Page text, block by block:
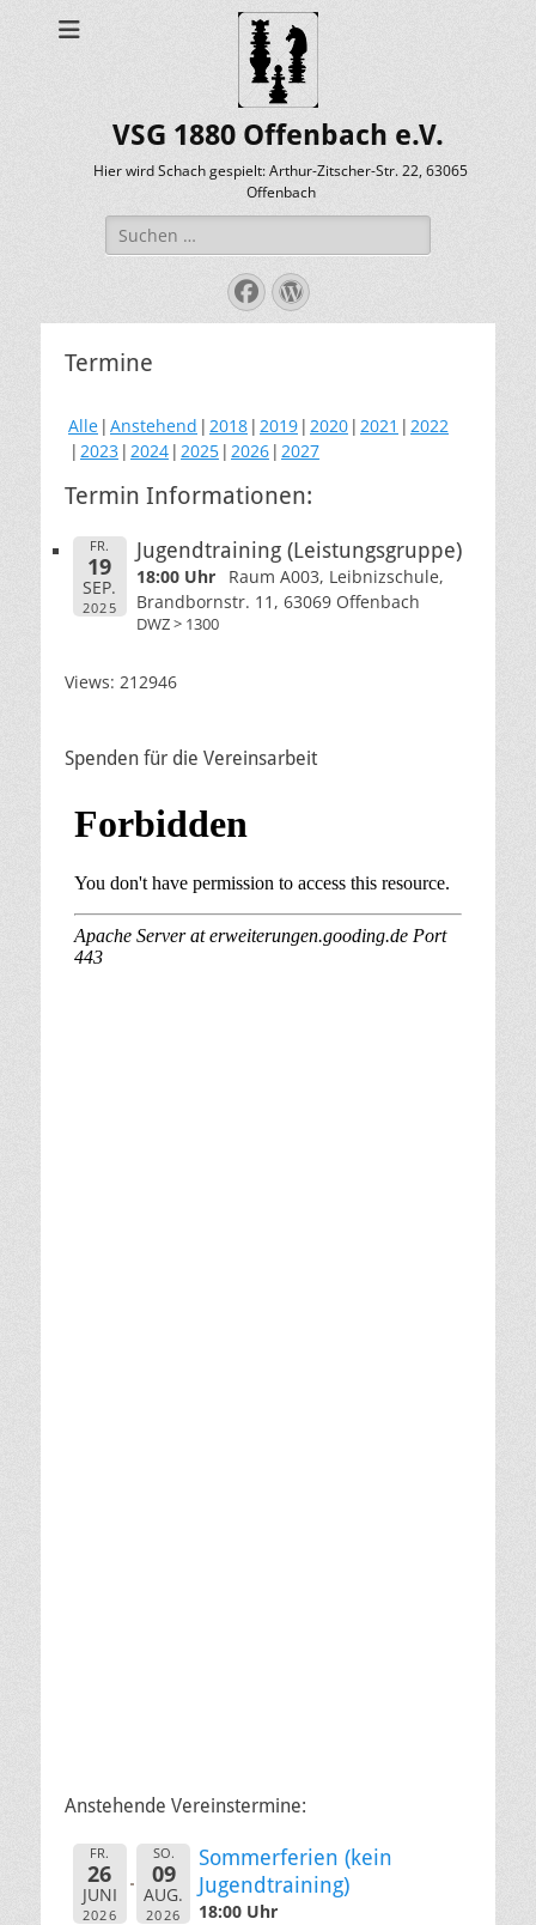
VSG 1880 Offenbach e.V.
Hier wird Schach gespielt: Arthur-Zitscher-Str. 22, 63065
Offenbach
Suche
nach:
Facebook
WordPress
Termine
Alle Anstehend 2018 2019 2020 2021
2022
2023 2024 2025 2026 2027
Termin Informationen:
FR.
19
SEP.
2025
Jugendtraining (Leistungsgruppe)
18:00 Uhr
Raum A003, Leibnizschule,
Brandbornstr. 11, 63069 Offenbach
DWZ > 1300
Views: 212946
Spenden für die Vereinsarbeit
Anstehende Vereinstermine:
FR.
26
JUNI
2026
SO.
09
AUG.
2026
Sommerferien (kein
Jugendtraining)
18:00 Uhr